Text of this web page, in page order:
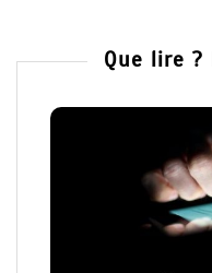
Que lire ?